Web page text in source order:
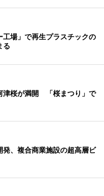
工場」で再生プラスチックの
る
津桜が満開 「桜まつり」で
発、複合商業施設の超高層ビ